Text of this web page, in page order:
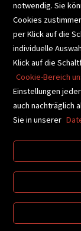
VIDEO-TIPPS
VERTRAG
notwendig. Sie
Cookies
per Klick auf die
individuelle
Klick auf die
Cookie-Bereich
Einstellungen
auch nachträglich
Sie in unserer